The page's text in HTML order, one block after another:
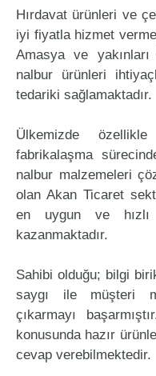
Hırdavat ürünleri ve
iyi fiyatla hizmet
Amasya ve
nalbur ürünleri
tedariki sağlamaktadır.
Ülkemizde
fabrikalaşma
nalbur malzemeleri
olan Akan Ticaret
en uygun ve
kazanmaktadır.
Sahibi olduğu; bilgi
saygı ile müşteri
çıkarmayı
konusunda hazır
cevap verebilmektedir.